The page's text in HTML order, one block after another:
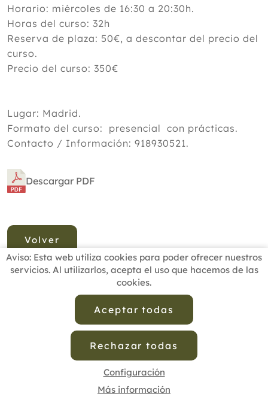
Horario: miércoles de 16:30 a 20:30h.
Horas del curso: 32h
Reserva de plaza: 50€, a descontar del precio del
curso.
Precio del curso: 350€
Lugar: Madrid.
Formato del curso: presencial con prácticas.
Contacto / Información: 918930521.
Descargar PDF
Volver
Aviso: Esta web utiliza cookies para poder ofrecer nuestros
servicios. Al utilizarlos, acepta el uso que hacemos de las
cookies.
Aceptar todas
Rechazar todas
Configuración
Más información
BUSCADOR PROFESIONALES
ESCUELAS RECOMENDADAS
CONTACTO
Política de Privacidad de Datos
Política de Calidad
Política de Cookies
Configuración de Cookies
© 2025 - Diseño y programación por